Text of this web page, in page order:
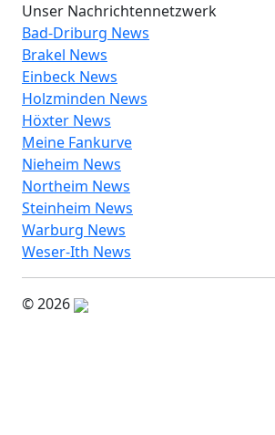
Unser Nachrichtennetzwerk
Bad-Driburg News
Brakel News
Einbeck News
Holzminden News
Höxter News
Meine Fankurve
Nieheim News
Northeim News
Steinheim News
Warburg News
Weser-Ith News
© 2026